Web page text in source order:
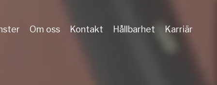
Om oss Kontakt Hållbarhet Karriär